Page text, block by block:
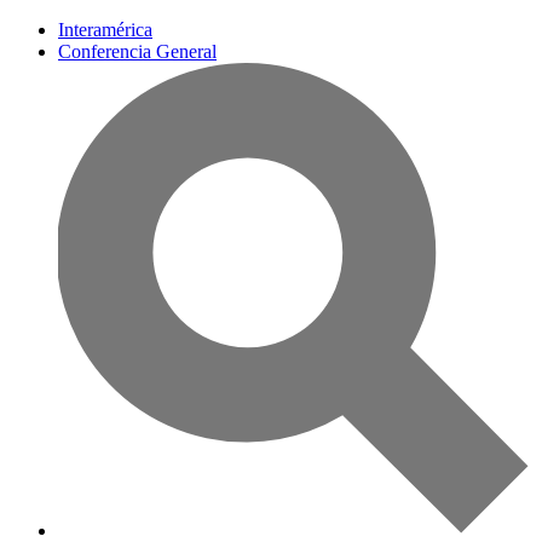
Interamérica
Conferencia General